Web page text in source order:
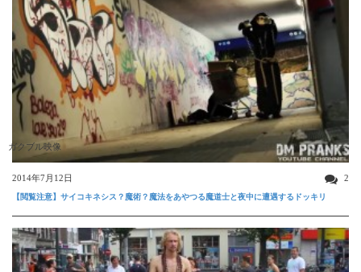
ガクブル映像
2014年7月12日 2
【閲覧注意】サイコキネシス？魔術？魔法をあやつる魔道士と夜中に遭遇するドッキリ